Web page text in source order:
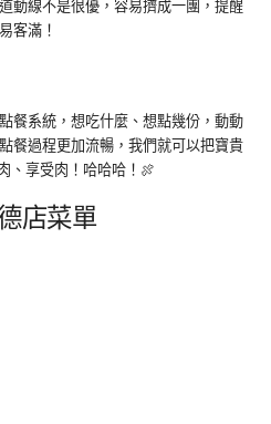
動線不是很優，容易擠成一團，提醒
客滿！
餐系統，想吃什麼、想點幾份，動動
餐過程更加流暢，我們就可以把寶貴
、享受肉！哈哈哈！🍖
店菜單